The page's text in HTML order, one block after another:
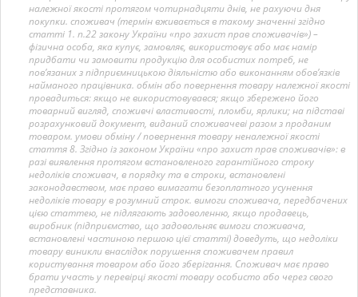
належної якості протягом чотирнадцяти днів, не рахуючи дня
покупки. споживач (термін вживається в такому значенні згідно
статті 1. п.22 закону України «про захист прав споживачів») –
фізична особа, яка купує, замовляє, використовує або має намір
придбати чи замовити продукцію для особистих потреб, не
пов’язаних з підприємницькою діяльністю або виконанням обов’язків
найманого працівника. обмін або повернення товару належної якості
провадиться: якщо не використовувався; якщо збережено його
товарний вигляд, споживчі властивості, пломби, ярлики; на підставі
розрахунковий документ, виданий споживачеві разом з проданим
товаром. умови обміну / повернення товару неналежної якості
стаття 8. Згідно із законом України «про захист прав споживачів»: в
разі виявлення протягом встановленого гарантійного строку
недоліків споживач, в порядку та в строки, встановлені
законодавством, має право вимагати безоплатного усунення
недоліків товару в розумний строк. вимоги споживача, передбачених
цією статтею, не підлягають задоволенню, якщо продавець,
виробник (підприємство, що задовольняє вимоги споживача,
встановлені частиною першою цієї статті) доведуть, що недоліки
товару виникли внаслідок порушення споживачем правил
користування товаром або його зберігання. Споживач має право
брати участь у перевірці якості товару особисто або через свого
представника.